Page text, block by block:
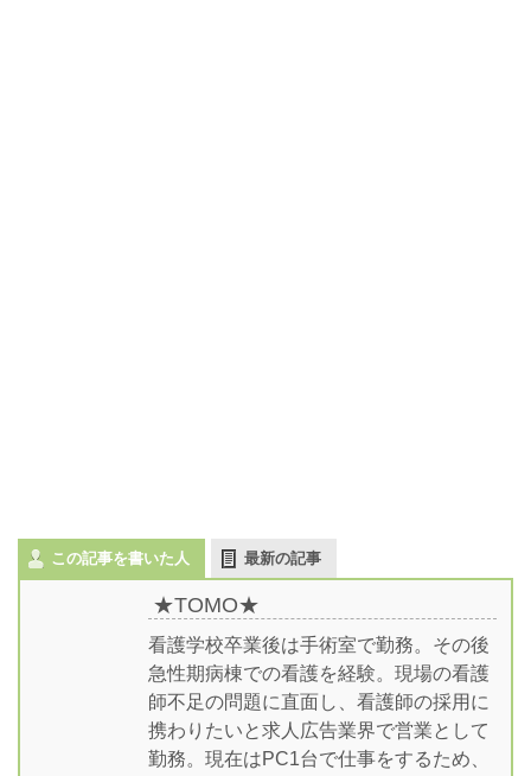
この記事を書いた人 最新の記事
★TOMO★
看護学校卒業後は手術室で勤務。その後
急性期病棟での看護を経験。現場の看護
師不足の問題に直面し、看護師の採用に
携わりたいと求人広告業界で営業として
勤務。現在はPC1台で仕事をするため、